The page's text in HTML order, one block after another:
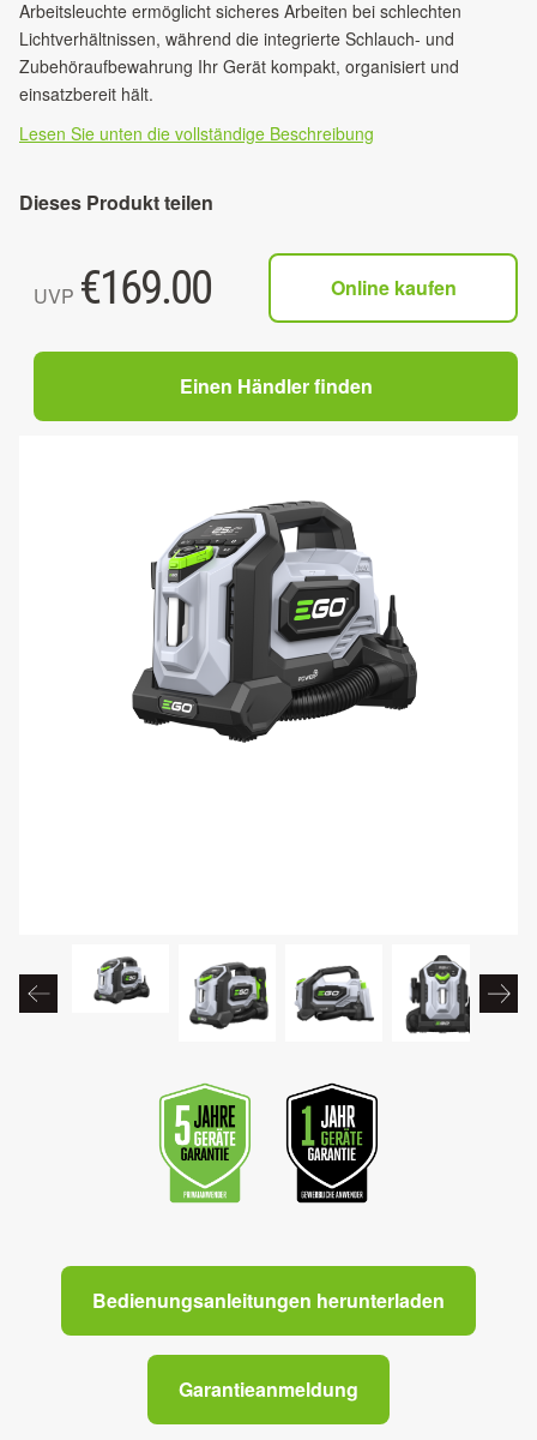
Bedienungsanleitungen herunterladen
Garantieanmeldung
Arbeitsleuchte ermöglicht sicheres Arbeiten bei schlechten
Lichtverhältnissen, während die integrierte Schlauch- und
Zubehöraufbewahrung Ihr Gerät kompakt, organisiert und
einsatzbereit hält.
Lesen Sie unten die vollständige Beschreibung
Dieses Produkt teilen
UVP €169.00 Online kaufen
Einen Händler finden